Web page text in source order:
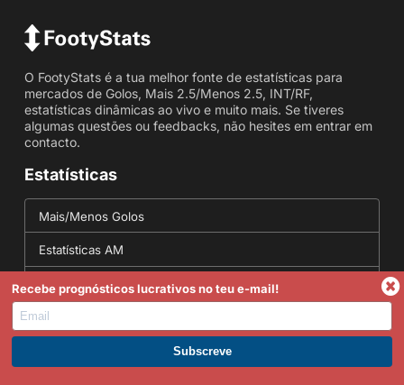
O FootyStats é a tua melhor fonte de estatísticas para
mercados de Golos, Mais 2.5/Menos 2.5, INT/RF,
estatísticas dinâmicas ao vivo e muito mais. Se tiveres
algumas questões ou feedbacks, não hesites em entrar em
contacto.
Estatísticas
Mais/Menos Golos
Estatísticas AM
Estatísticas de Cantos
Marcados em ambas as partes
Torna-te Premium
Recebe prognósticos lucrativos no teu e-mail!